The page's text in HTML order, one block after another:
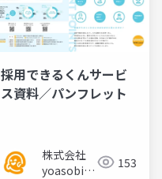
採用できるくんサービ
ス資料／パンフレット
株式会社
yoasobi／
153